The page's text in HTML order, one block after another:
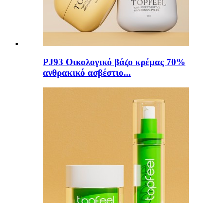
PJ93 Οικολογικό βάζο κρέμας 70%
ανθρακικό ασβέστιο...